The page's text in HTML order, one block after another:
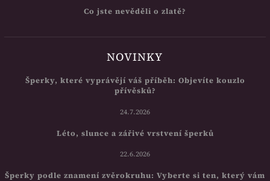
Co jste nevěděli o zlatě?
NOVINKY
Šperky, které vyprávějí váš příběh: Objevíte kouzlo
přívěsků?
24.7.2026
Léto, slunce a zářivé vrstvení šperků
22.6.2026
Šperky podle znamení zvěrokruhu: Vyberte si ten, který vám